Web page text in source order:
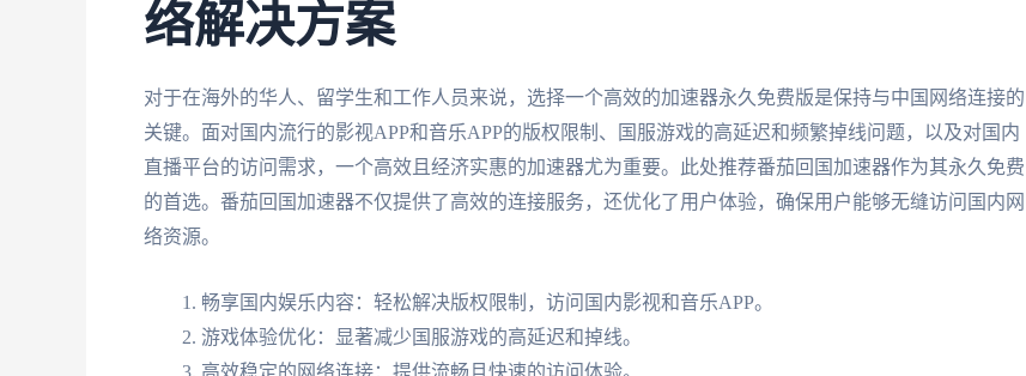
络解决方案
对于在海外的华人、留学生和工作人员来说，选择一个高效的加速器永久免费版是保持与中国网络连接的
关键。面对国内流行的影视APP和音乐APP的版权限制、国服游戏的高延迟和频繁掉线问题，以及对国内
直播平台的访问需求，一个高效且经济实惠的加速器尤为重要。此处推荐番茄回国加速器作为其永久免费
的首选。番茄回国加速器不仅提供了高效的连接服务，还优化了用户体验，确保用户能够无缝访问国内网
络资源。
畅享国内娱乐内容：轻松解决版权限制，访问国内影视和音乐APP。
游戏体验优化：显著减少国服游戏的高延迟和掉线。
高效稳定的网络连接：提供流畅且快速的访问体验。